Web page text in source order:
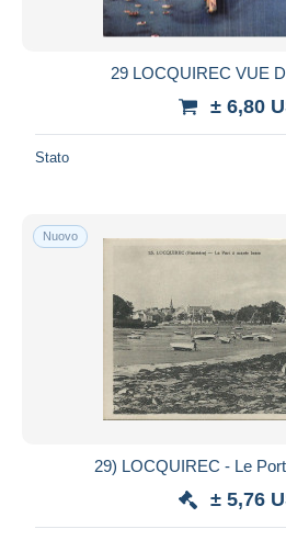
29 LOCQUIREC VUE
± 6,80
Stato
Nuovo
29) LOCQUIREC - Le
± 5,76